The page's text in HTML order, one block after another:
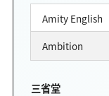
Amity English
Ambition
三省堂